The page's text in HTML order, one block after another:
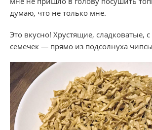
думаю, что не только мне.
Это вкусно! Хрустящие, сладковатые,
семечек — прямо из подсолнуха